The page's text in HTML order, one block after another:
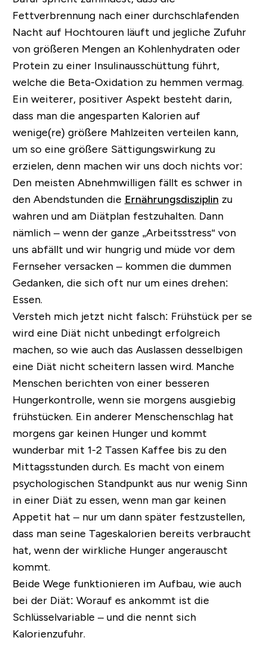
Fettverbrennung nach einer durchschlafenden
Nacht auf Hochtouren läuft und jegliche Zufuhr
von größeren Mengen an Kohlenhydraten oder
Protein zu einer Insulinausschüttung führt,
welche die Beta-Oxidation zu hemmen vermag.
Ein weiterer, positiver Aspekt besteht darin,
dass man die angesparten Kalorien auf
wenige(re) größere Mahlzeiten verteilen kann,
um so eine größere Sättigungswirkung zu
erzielen, denn machen wir uns doch nichts vor:
Den meisten Abnehmwilligen fällt es schwer in
den Abendstunden die Ernährungsdisziplin zu
wahren und am Diätplan festzuhalten. Dann
nämlich – wenn der ganze „Arbeitsstress“ von
uns abfällt und wir hungrig und müde vor dem
Fernseher versacken – kommen die dummen
Gedanken, die sich oft nur um eines drehen:
Essen.
Versteh mich jetzt nicht falsch: Frühstück per se
wird eine Diät nicht unbedingt erfolgreich
machen, so wie auch das Auslassen desselbigen
eine Diät nicht scheitern lassen wird. Manche
Menschen berichten von einer besseren
Hungerkontrolle, wenn sie morgens ausgiebig
frühstücken. Ein anderer Menschenschlag hat
morgens gar keinen Hunger und kommt
wunderbar mit 1-2 Tassen Kaffee bis zu den
Mittagsstunden durch. Es macht von einem
psychologischen Standpunkt aus nur wenig Sinn
in einer Diät zu essen, wenn man gar keinen
Appetit hat – nur um dann später festzustellen,
dass man seine Tageskalorien bereits verbraucht
hat, wenn der wirkliche Hunger angerauscht
kommt.
Beide Wege funktionieren im Aufbau, wie auch
bei der Diät: Worauf es ankommt ist die
Schlüsselvariable – und die nennt sich
Kalorienzufuhr.